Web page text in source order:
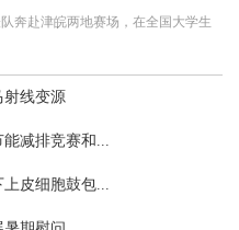
奔赴津皖两地赛场，在全国大学生
线变源
减排竞赛和...
皮细胞鼓包...